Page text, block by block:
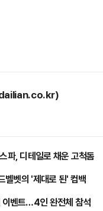
파, 디테일로 채운 고척돔
벨벳의 '제대로 된' 컴백
이벤트…4인 완전체 참석